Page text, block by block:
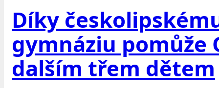
Díky
gymnáziu pomůže
dalším třem dětem